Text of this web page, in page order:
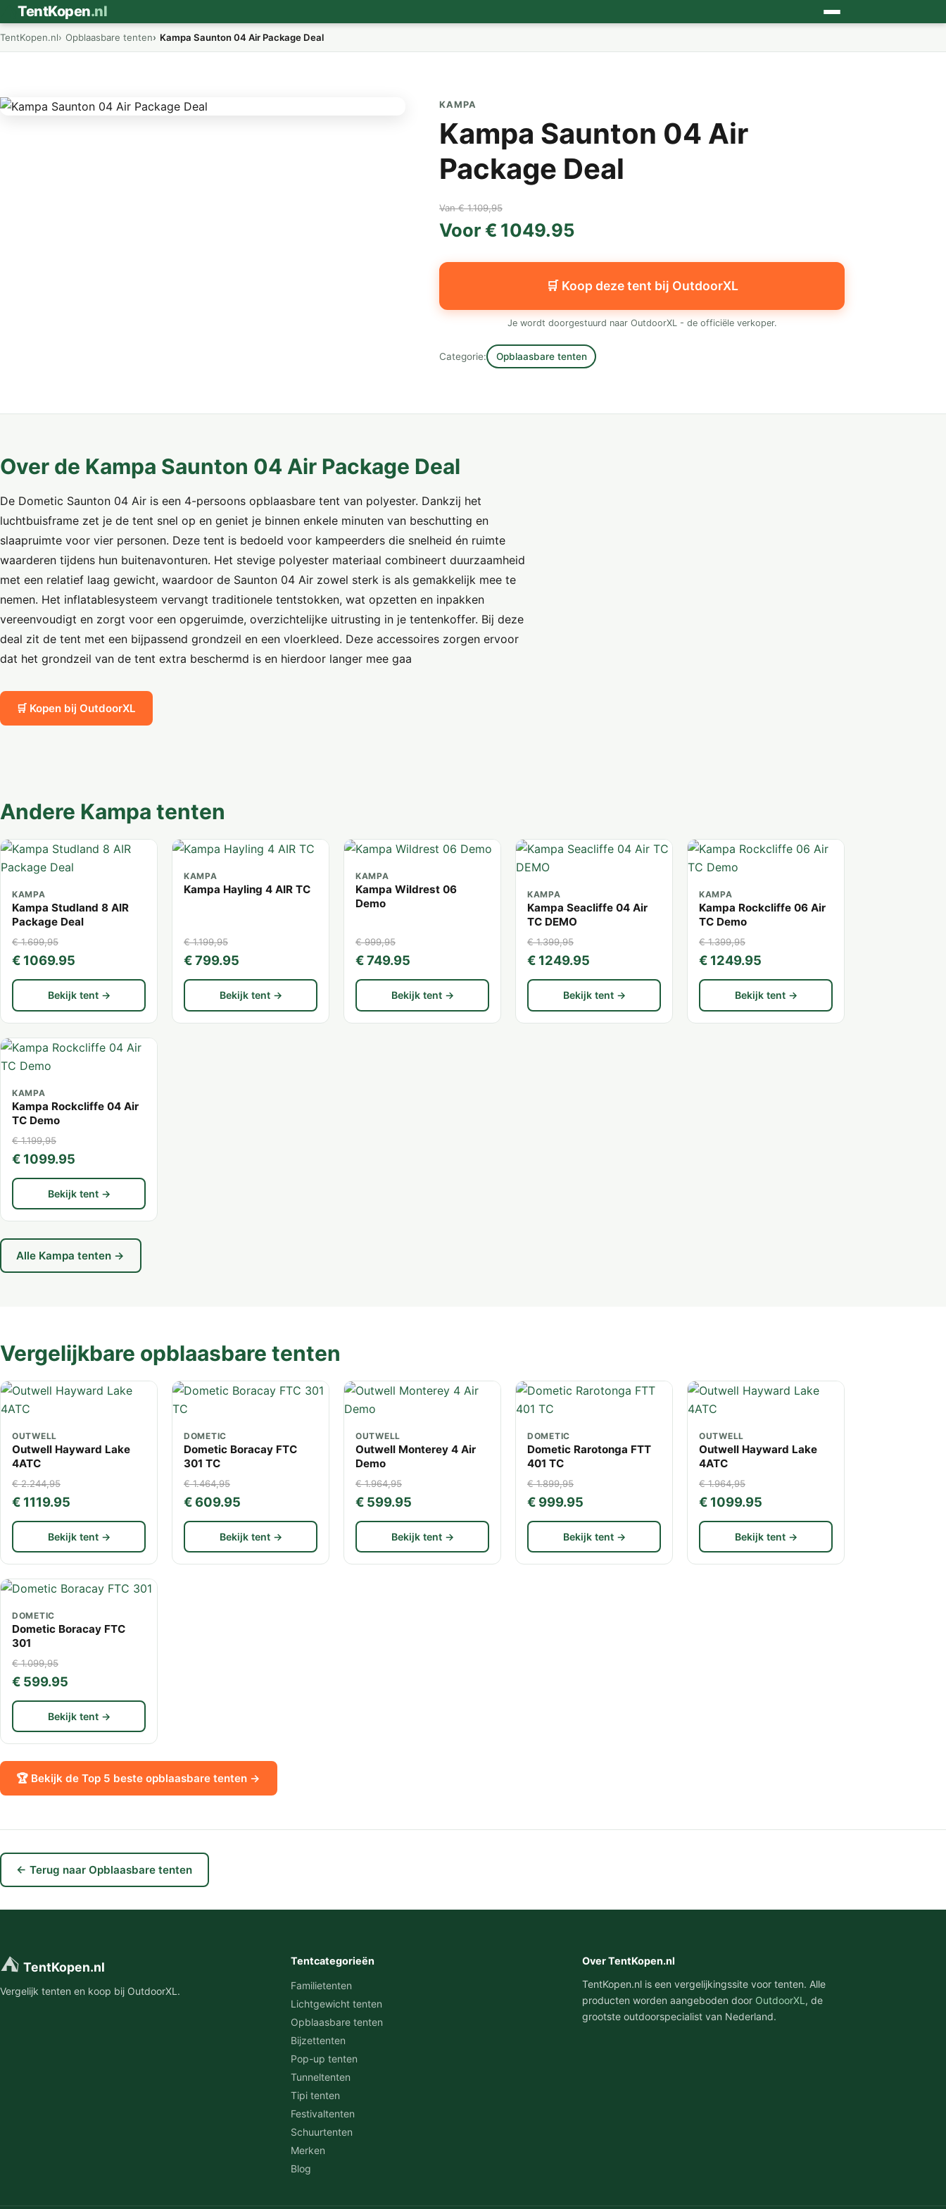
TentKopen.nl
TentKopen.nl Opblaasbare tenten Kampa Saunton 04 Air Package Deal
KAMPA
Kampa Saunton 04 Air
Package Deal
Van € 1.109,95
Voor € 1049.95
🛒 Koop deze tent bij OutdoorXL
Je wordt doorgestuurd naar OutdoorXL - de officiële verkoper.
Categorie: Opblaasbare tenten
Over de Kampa Saunton 04 Air Package Deal
De Dometic Saunton 04 Air is een 4-persoons opblaasbare tent van polyester. Dankzij het
luchtbuisframe zet je de tent snel op en geniet je binnen enkele minuten van beschutting en
slaapruimte voor vier personen. Deze tent is bedoeld voor kampeerders die snelheid én ruimte
waarderen tijdens hun buitenavonturen. Het stevige polyester materiaal combineert duurzaamheid
met een relatief laag gewicht, waardoor de Saunton 04 Air zowel sterk is als gemakkelijk mee te
nemen. Het inflatablesysteem vervangt traditionele tentstokken, wat opzetten en inpakken
vereenvoudigt en zorgt voor een opgeruimde, overzichtelijke uitrusting in je tentenkoffer. Bij deze
deal zit de tent met een bijpassend grondzeil en een vloerkleed. Deze accessoires zorgen ervoor
dat het grondzeil van de tent extra beschermd is en hierdoor langer mee gaa
🛒 Kopen bij OutdoorXL
Andere Kampa tenten
KAMPA
Kampa Studland 8 AIR
Package Deal
€ 1.699,95
€ 1069.95
Bekijk tent →
KAMPA
Kampa Hayling 4 AIR TC
€ 1.199,95
€ 799.95
Bekijk tent →
KAMPA
Kampa Wildrest 06
Demo
€ 999,95
€ 749.95
Bekijk tent →
KAMPA
Kampa Seacliffe 04 Air
TC DEMO
€ 1.399,95
€ 1249.95
Bekijk tent →
KAMPA
Kampa Rockcliffe 06 Air
TC Demo
€ 1.399,95
€ 1249.95
Bekijk tent →
KAMPA
Kampa Rockcliffe 04 Air
TC Demo
€ 1.199,95
€ 1099.95
Bekijk tent →
Alle Kampa tenten →
Vergelijkbare opblaasbare tenten
OUTWELL
Outwell Hayward Lake
4ATC
€ 2.244,95
€ 1119.95
Bekijk tent →
DOMETIC
Dometic Boracay FTC
301 TC
€ 1.464,95
€ 609.95
Bekijk tent →
OUTWELL
Outwell Monterey 4 Air
Demo
€ 1.964,95
€ 599.95
Bekijk tent →
DOMETIC
Dometic Rarotonga FTT
401 TC
€ 1.899,95
€ 999.95
Bekijk tent →
OUTWELL
Outwell Hayward Lake
4ATC
€ 1.964,95
€ 1099.95
Bekijk tent →
DOMETIC
Dometic Boracay FTC
301
€ 1.099,95
€ 599.95
Bekijk tent →
🏆 Bekijk de Top 5 beste opblaasbare tenten →
← Terug naar Opblaasbare tenten
⛺ TentKopen.nl
Vergelijk tenten en koop bij OutdoorXL.
Tentcategorieën
Familietenten
Lichtgewicht tenten
Opblaasbare tenten
Bijzettenten
Pop-up tenten
Tunneltenten
Tipi tenten
Festivaltenten
Schuurtenten
Merken
Blog
Over TentKopen.nl
TentKopen.nl is een vergelijkingssite voor tenten. Alle
producten worden aangeboden door OutdoorXL , de
grootste outdoorspecialist van Nederland.